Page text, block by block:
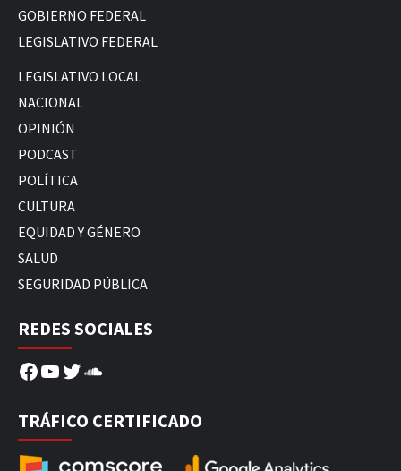
GOBIERNO FEDERAL
LEGISLATIVO FEDERAL
LEGISLATIVO LOCAL
NACIONAL
OPINIÓN
PODCAST
POLÍTICA
CULTURA
EQUIDAD Y GÉNERO
SALUD
SEGURIDAD PÚBLICA
REDES SOCIALES
Facebook
YouTube
Twitter
SoundCloud
TRÁFICO CERTIFICADO